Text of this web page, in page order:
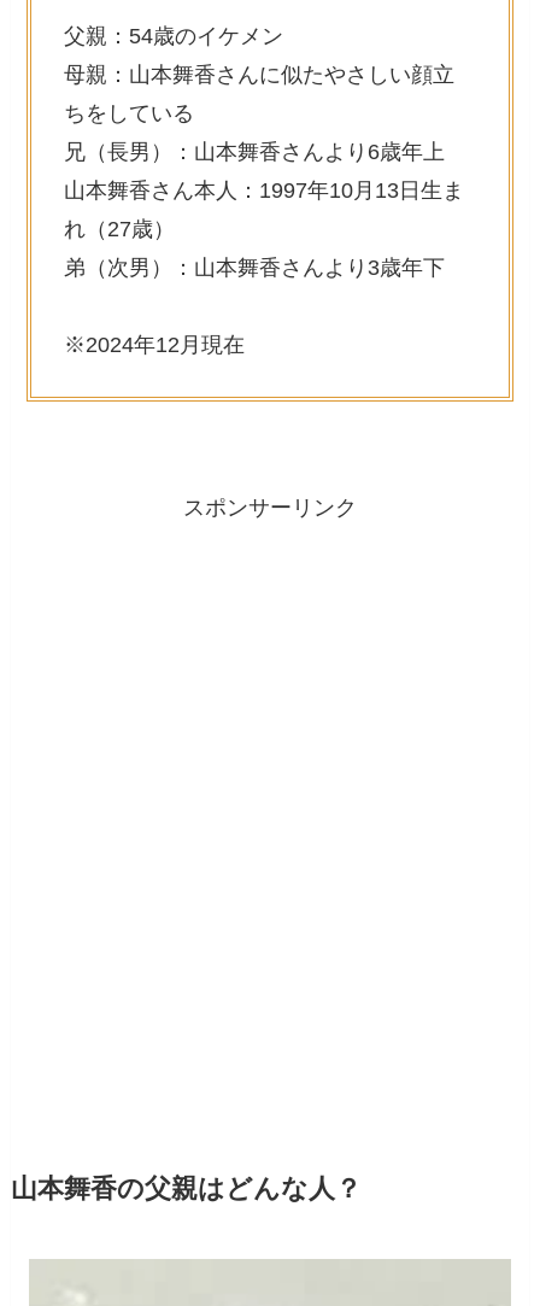
父親：54歳のイケメン
母親：山本舞香さんに似たやさしい顔立
ちをしている
兄（長男）：山本舞香さんより6歳年上
山本舞香さん本人：1997年10月13日生ま
れ（27歳）
弟（次男）：山本舞香さんより3歳年下
※2024年12月現在
スポンサーリンク
山本舞香の父親はどんな人？